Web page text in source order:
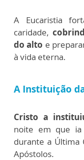
A Eucaristia
caridade,
do alto e
à vida eterna.
A Instituição
Cristo a
noite em que ia
durante a Última
Apóstolos.